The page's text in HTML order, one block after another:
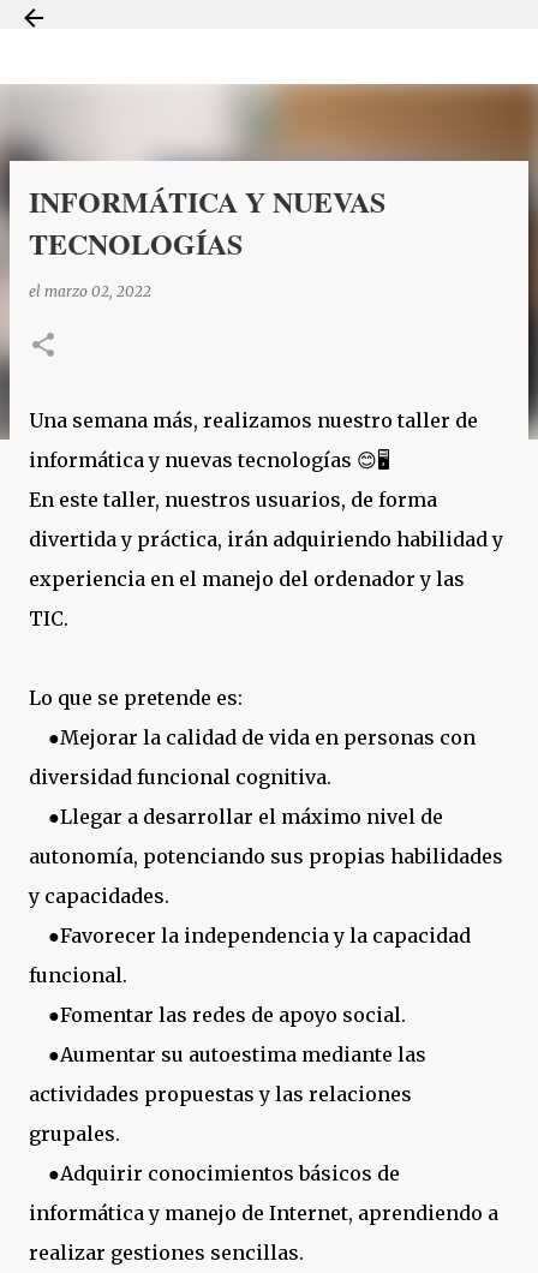
INFORMÁTICA Y NUEVAS
TECNOLOGÍAS
el marzo 02, 2022
Una semana más, realizamos nuestro taller de
informática y nuevas tecnologías 😊🖥️
En este taller, nuestros usuarios, de forma
divertida y práctica, irán adquiriendo habilidad y
experiencia en el manejo del ordenador y las
TIC.
Lo que se pretende es:
●Mejorar la calidad de vida en personas con
diversidad funcional cognitiva.
●Llegar a desarrollar el máximo nivel de
autonomía, potenciando sus propias habilidades
y capacidades.
●Favorecer la independencia y la capacidad
funcional.
●Fomentar las redes de apoyo social.
●Aumentar su autoestima mediante las
actividades propuestas y las relaciones
grupales.
●Adquirir conocimientos básicos de
informática y manejo de Internet, aprendiendo a
realizar gestiones sencillas.